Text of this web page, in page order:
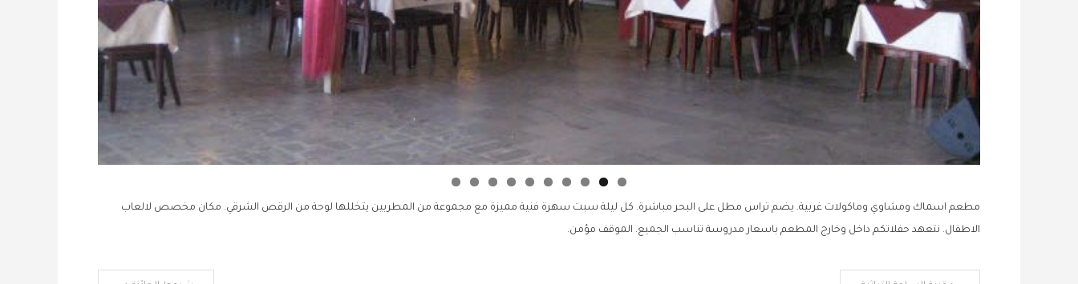
مطعم اسماك ومشاوي وماكولات غربية. يضم تراس مطل على البحر مباشرة. كل ليلة سبت سهرة فنية مميزة مع مجموعة من المطربين يتخللها لوحة من الرقص الشرقي. مكان مخصص لالعاب
الاطفال. نتعهد حفلاتكم داخل وخارج المطعم باسعار مدروسة تناسب الجميع. الموقف مؤمن.